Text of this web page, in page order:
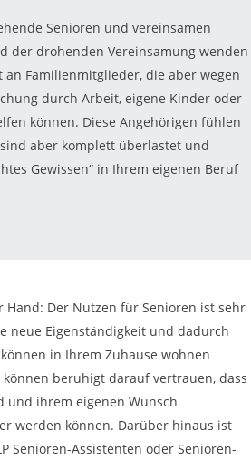
Senioren und vereinsamen
der drohenden Vereinsamung wenden
Familienmitglieder, die aber wegen
durch Arbeit, eigene Kinder oder
können. Diese Angehörigen fühlen
aber komplett überlastet und
Gewissen“ in Ihrem eigenen Beruf
Hand: Der Nutzen für Senioren ist sehr
neue Eigenständigkeit und dadurch
in Ihrem Zuhause wohnen
beruhigt darauf vertrauen, dass
und ihrem eigenen Wunsch
werden können. Darüber hinaus ist
Senioren-Assistenten oder Senioren-